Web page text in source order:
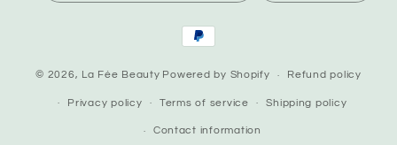
Payment
© 2026, La Fée Beauty Powered by Shopify Refund policy
Privacy policy Terms of service Shipping policy
Contact information